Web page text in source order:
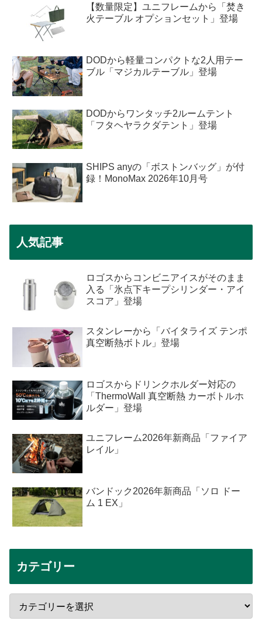
【数量限定】ユニフレームから「焚き
火テーブル オプションセット」登場
DODから軽量コンパクトな2人用テー
ブル「マジカルテーブル」登場
DODからワンタッチ2ルームテント
「フタヘヤラクダテント」登場
SHIPS anyの「ボストンバッグ」が付
録！MonoMax 2026年10月号
人気記事
ロゴスからコンビニアイスがそのまま
入る「氷点下キープシリンダー・アイ
スコア」登場
スタンレーから「バイタライズ テンポ
真空断熱ボトル」登場
ロゴスからドリンクホルダー対応の
「ThermoWall 真空断熱 カーボトルホ
ルダー」登場
ユニフレーム2026年新商品「ファイア
レイル」
バンドック2026年新商品「ソロ ドー
ム 1 EX」
カテゴリー